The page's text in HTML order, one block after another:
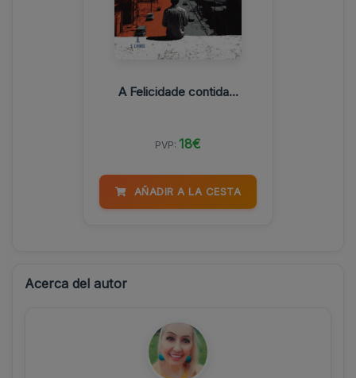
A Felicidade contida...
PVP: 18€
AÑADIR A LA CESTA
Acerca del autor